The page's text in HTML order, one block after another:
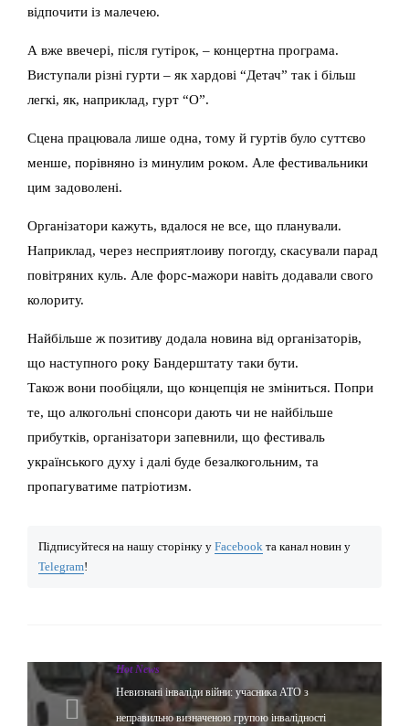
відпочити із малечею.
А вже ввечері, після гутірок, – концертна програма.
Виступали різні гурти – як хардові “Детач” так і більш
легкі, як, наприклад, гурт “О”.
Сцена працювала лише одна, тому й гуртів було суттєво
менше, порівняно із минулим роком. Але фестивальники
цим задоволені.
Організатори кажуть, вдалося не все, що планували.
Наприклад, через несприятлоиву погогду, скасували парад
повітряних куль. Але форс-мажори навіть додавали свого
колориту.
Найбільше ж позитиву додала новина від організаторів,
що наступного року Бандерштату таки бути.
Також вони пообіцяли, що концепція не зміниться. Попри
те, що алкогольні спонсори дають чи не найбільше
прибутків, організатори запевнили, що фестиваль
українського духу і далі буде безалкогольним, та
пропагуватиме патріотизм.
Підписуйтеся на нашу сторінку у Facebook та канал новин у
Telegram!
Hot News
Невизнані інваліди війни: учасника АТО з
неправильно визначеною групою інвалідності